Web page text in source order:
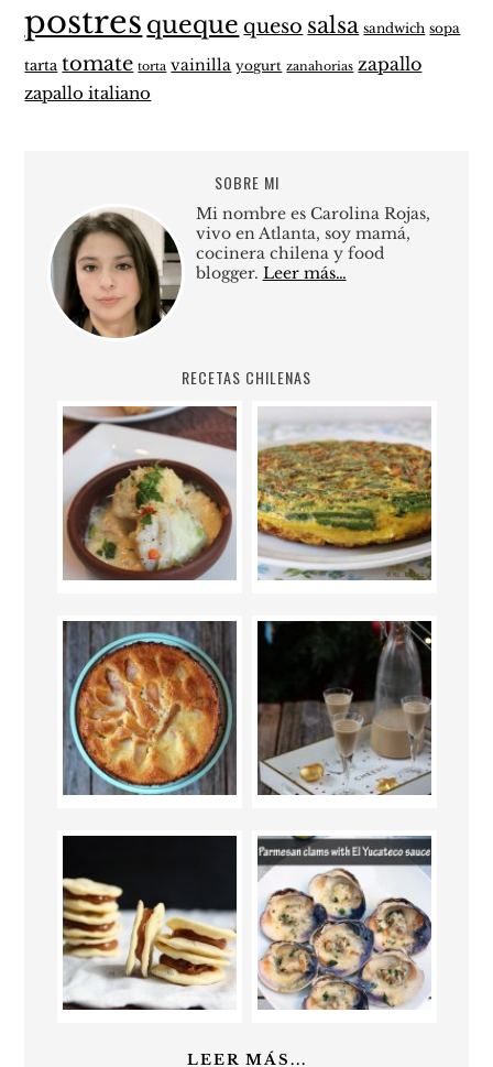
postres queque queso salsa sandwich sopa
tarta tomate torta vainilla yogurt zanahorias zapallo
zapallo italiano
SOBRE MI
Mi nombre es Carolina Rojas,
vivo en Atlanta, soy mamá,
cocinera chilena y food
blogger. Leer más…
RECETAS CHILENAS
LEER MÁS...